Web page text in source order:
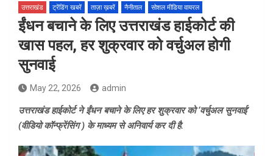
उत्तराखंड ट्रेंडिंग खबरें ताज़ा ख़बरें नैनीताल सोशल मीडिया वायरल
ईंधन बचाने के लिए उत्तराखंड हाईकोर्ट की
खास पहल, हर शुक्रवार को वर्चुअल होगी
सुनवाई
May 22, 2026 admin
उत्तराखंड हाईकोर्ट ने ईंधन बचाने के लिए हर शुक्रवार को ‘वर्चुअल सुनवाई’
(वीडियो कॉन्फ्रेंसिंग ) के माध्यम से अनिवार्य कर दी है.